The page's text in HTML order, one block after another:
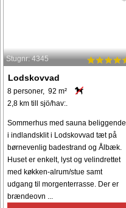
Stugnr: 4345
Lodskovvad
8 personer, 92 m²
2,8 km till sjö/hav:.
Sommerhus med sauna beliggende
i indlandsklit i Lodskovvad tæt på
børnevenlig badestrand og Ålbæk.
Huset er enkelt, lyst og velindrettet
med køkken-alrum/stue samt
udgang til morgenterrasse. Der er
brændeovn ...